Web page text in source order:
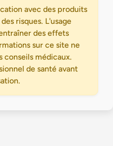
avec des produits
risques. L'usage
des effets
sur ce site ne
conseils médicaux.
de santé avant